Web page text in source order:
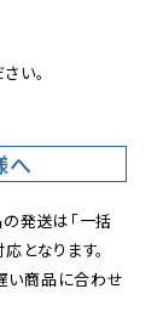
い。
へ
発送は「一括
となります。
い商品に合わせ